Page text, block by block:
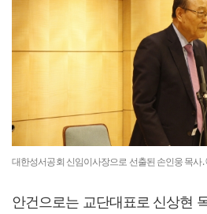
대한성서공회 신임이사장으로 선출된 손인웅 목사
안건으로는 교단대표로 신상현